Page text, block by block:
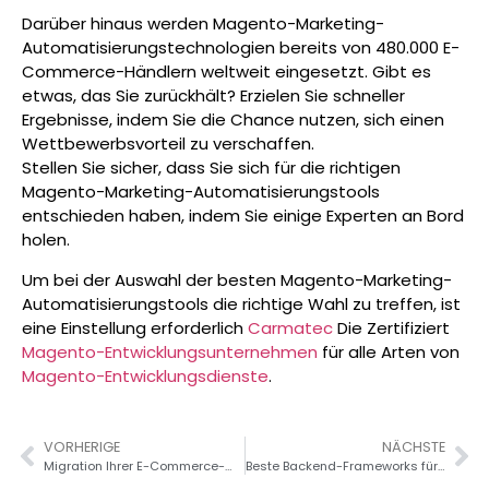
Darüber hinaus werden Magento-Marketing-
Automatisierungstechnologien bereits von 480.000 E-
Commerce-Händlern weltweit eingesetzt. Gibt es
etwas, das Sie zurückhält? Erzielen Sie schneller
Ergebnisse, indem Sie die Chance nutzen, sich einen
Wettbewerbsvorteil zu verschaffen.
Stellen Sie sicher, dass Sie sich für die richtigen
Magento-Marketing-Automatisierungstools
entschieden haben, indem Sie einige Experten an Bord
holen.
Um bei der Auswahl der besten Magento-Marketing-
Automatisierungstools die richtige Wahl zu treffen, ist
eine Einstellung erforderlichCarmatecDie Zertifiziert
Magento-Entwicklungsunternehmen für alle Arten von
Magento-Entwicklungsdienste.
VORHERIGE
Migration Ihrer E-Commerce-Website auf Magento2: Was Sie wissen müssen
NÄCHSTE
Beste Backend-Frameworks für die Entwicklung mobiler Anwendungen im Jahr 2026